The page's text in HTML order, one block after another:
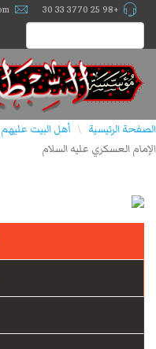
+98 25 3770 33 30
الصفحة الرئيسية \ أهل البيت عليهم
الإمام العسكري عليه السلام